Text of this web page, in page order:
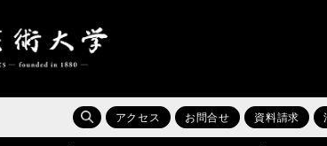
アクセス お問合せ 資料請求